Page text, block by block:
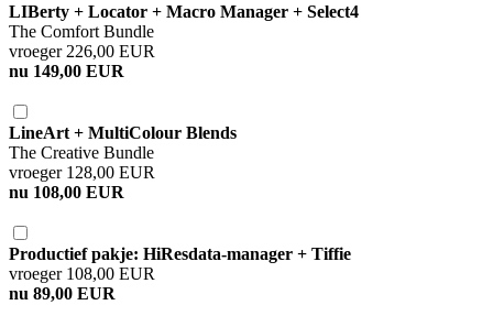
LIBerty + Locator + Macro Manager + Select4
The Comfort Bundle
vroeger 226,00 EUR
nu 149,00 EUR
LineArt + MultiColour Blends
The Creative Bundle
vroeger 128,00 EUR
nu 108,00 EUR
Productief pakje: HiResdata-manager + Tiffie
vroeger 108,00 EUR
nu 89,00 EUR